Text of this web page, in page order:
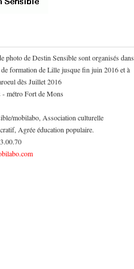
photo de Destin Sensible sont organisés dans
de formation de Lille jusque fin juin 2016 et à
dès Juillet 2016
- métro Fort de Mons
mobilabo, Association culturelle
Agrée éducation populaire.